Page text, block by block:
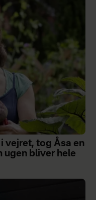
vejret, tog Åsa en
ugen bliver hele